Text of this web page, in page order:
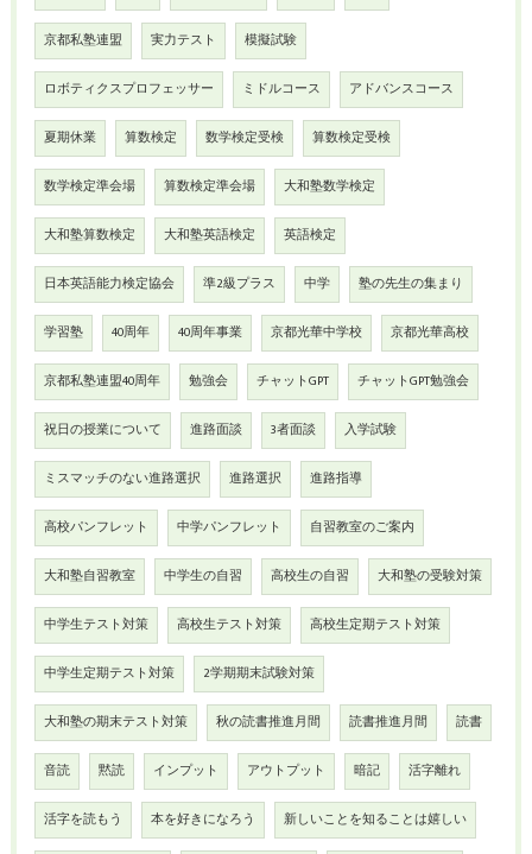
京都私塾連盟 実力テスト 模擬試験
ロボティクスプロフェッサー ミドルコース アドバンスコース
夏期休業 算数検定 数学検定受検 算数検定受検
数学検定準会場 算数検定準会場 大和塾数学検定
大和塾算数検定 大和塾英語検定 英語検定
日本英語能力検定協会 準2級プラス 中学 塾の先生の集まり
学習塾 40周年 40周年事業 京都光華中学校 京都光華高校
京都私塾連盟40周年 勉強会 チャットGPT チャットGPT勉強会
祝日の授業について 進路面談 3者面談 入学試験
ミスマッチのない進路選択 進路選択 進路指導
高校パンフレット 中学パンフレット 自習教室のご案内
大和塾自習教室 中学生の自習 高校生の自習 大和塾の受験対策
中学生テスト対策 高校生テスト対策 高校生定期テスト対策
中学生定期テスト対策 2学期期末試験対策
大和塾の期末テスト対策 秋の読書推進月間 読書推進月間 読書
音読 黙読 インプット アウトプット 暗記 活字離れ
活字を読もう 本を好きになろう 新しいことを知ることは嬉しい